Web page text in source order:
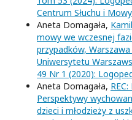
Centrum Słuchu i
Aneta Domagała,
mowy we wczesnej
przypadków,
Uniwersytetu
49 Nr 1 (2020):
Aneta Domagała,
Perspektywy
dzieci i młodzieży z